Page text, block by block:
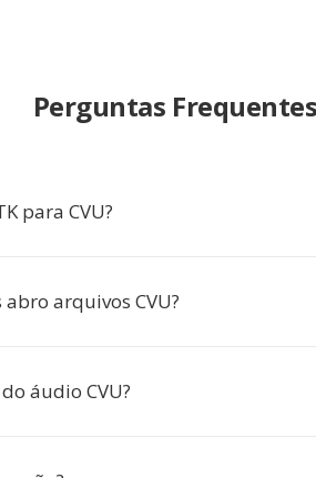
Perguntas Frequentes
para CVU?
arquivos CVU?
áudio CVU?